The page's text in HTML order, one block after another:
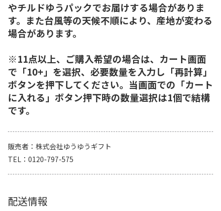
やチルドゆうパックでお届けする場合がありま
す。また台風等の天候不順により、産地が変わる
場合があります。
※11点以上、ご購入希望の場合は、カート画面
で「10+」を選択、必要数量を入力し「再計算」
ボタンを押下してください。当画面での「カート
に入れる」ボタン押下時の数量選択は1個で結構
です。
販売者
株式会社ゆうゆうギフト
TEL
0120-797-575
配送情報